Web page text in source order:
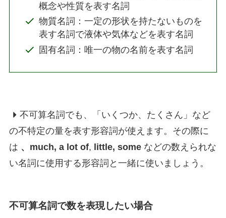
概念や性質を表す名詞
物質名詞：一定の形状を持たないものを
表す名詞で液体や気体などを表す名詞
固有名詞：唯一の物の名前を表す名詞
不可算名詞でも、「いくつか、たくさん」など
の不特定の量を表す形容詞が使えます。その際に
は 、much, a lot of, little, someなどの数えられな
い名詞に使用する形容詞と一緒に使いましょう。
不可算名詞で数を表現したい場合